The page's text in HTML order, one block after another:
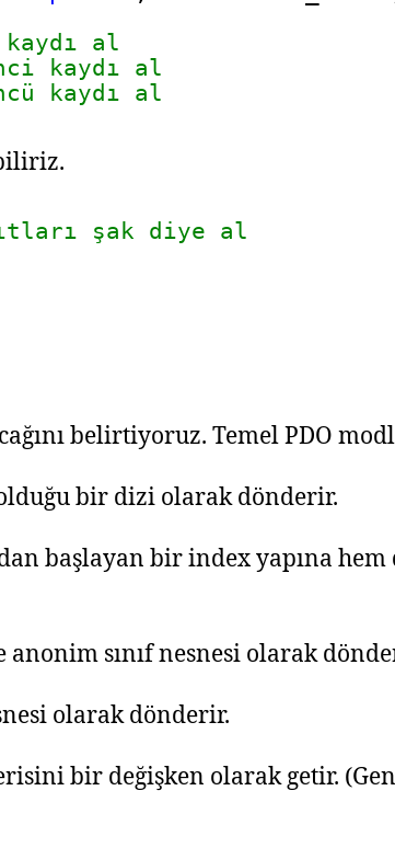
al
kaydı al
kaydı al
şak diye al
belirtiyoruz. Temel PDO
bir dizi olarak dönderir.
başlayan bir index yapına
sınıf nesnesi olarak
olarak dönderir.
bir değişken olarak getir.